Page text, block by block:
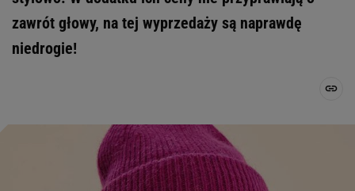
zawrót głowy, na tej wyprzedaży są naprawdę
niedrogie!